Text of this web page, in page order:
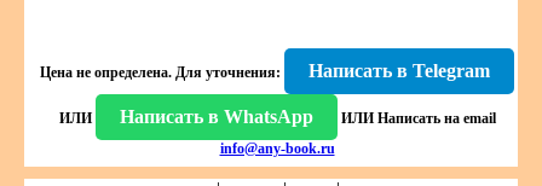
Цена не определена. Для уточнения: Написать в Telegram
ИЛИ Написать в WhatsApp ИЛИ Написать на email
info@any-book.ru